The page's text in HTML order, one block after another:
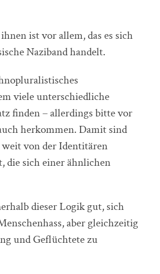
ist vor allem, das es sich
Naziband handelt.
viele unterschiedliche
finden – allerdings bitte vor
herkommen. Damit sind
von der Identitären
die sich einer ähnlichen
dieser Logik gut, sich
aber gleichzeitig
und Geflüchtete zu